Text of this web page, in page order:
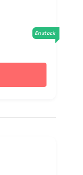
En stock